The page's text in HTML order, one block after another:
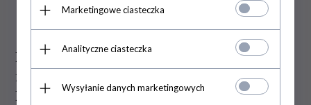
Balsam do Stóp
na Pęknięcia
Krokmed,
Krem Balsam na
Żylaki Trombovit,
100 ml
Marketingowe ciasteczka
Analityczne ciasteczka
Wysyłanie danych marketingowych